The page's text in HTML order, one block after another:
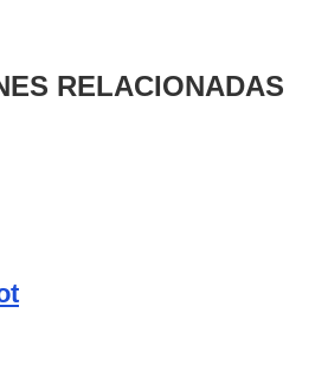
RELACIONADAS